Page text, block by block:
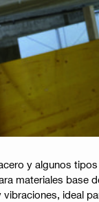
y algunos
materiales
ideal